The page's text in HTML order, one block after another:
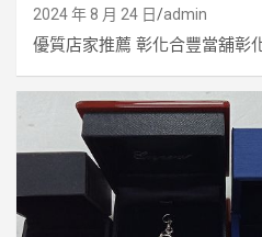
2024 年 8 月 24 日 admin
優質店家推薦 彰化合豐當舖彰